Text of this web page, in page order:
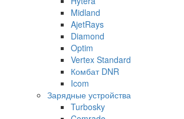
Midland
AjetRays
Diamond
Optim
Vertex Standard
Комбат DNR
Icom
Зарядные устройства
Turbosky